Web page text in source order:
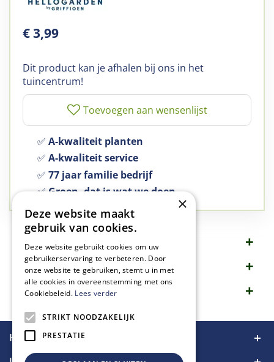
€3,99
Dit product kan je afhalen bij ons in het
tuincentrum!
✅ A-kwaliteit planten
✅ A-kwaliteit service
✅ 77 jaar familie bedrijf
✅Groen, dat is wat we doen
Omschrijving
Specificaties
Merk
Handige links
×
Deze website maakt
gebruik van cookies.
Deze website gebruikt cookies om uw
gebruikerservaring te verbeteren. Door
onze website te gebruiken, stemt u in met
alle cookies in overeenstemming met ons
Cookiebeleid. Lees verder
STRIKT NOODZAKELIJK
PRESTATIE